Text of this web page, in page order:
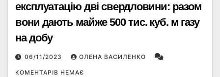
експлуатацію дві свердловини: разом
вони дають майже 500 тис. куб. м газу
на добу
06/11/2023 ОЛЕНА ВАСИЛЕНКО
КОМЕНТАРІВ НЕМАЄ